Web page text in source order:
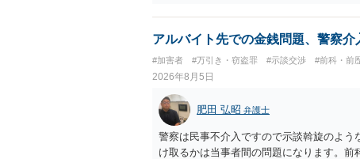
査段階では性的姿態等撮影罪の被疑事実
（最終的には不起訴ないし各都道府県の
アルバイト先での金銭問題、警察介
#加害者 #万引き・窃盗罪 #示談交渉 #前科・前
2026年8月5日
肥田 弘昭 弁護士
警察は民事不介入ですので示談斡旋のよ
け取るかは当事者間の問題になります。